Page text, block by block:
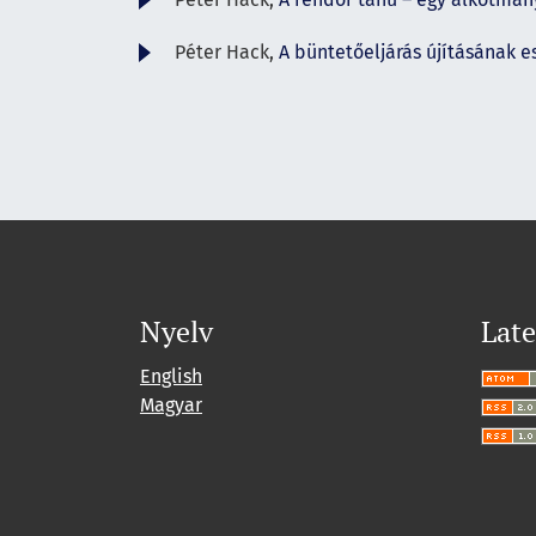
Péter Hack, A büntetőeljárás újításának
Nyelv
English
Magyar